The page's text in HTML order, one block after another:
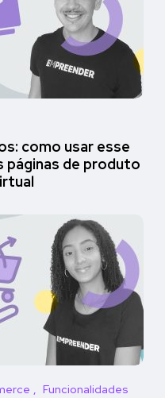
como usar esse
páginas de produto
Funcionalidades